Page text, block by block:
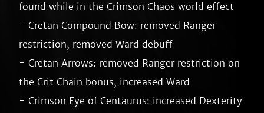
found while in the Crimson Chaos world effect
- Cretan Compound Bow: removed Ranger
restriction, removed Ward debuff
- Cretan Arrows: removed Ranger restriction on
the Crit Chain bonus, increased Ward
- Crimson Eye of Centaurus: increased Dexterity